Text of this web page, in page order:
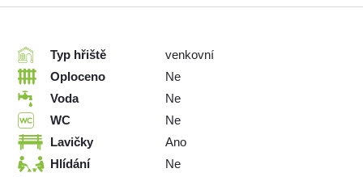
Typ hřiště
venkovní
Oploceno
Ne
Voda
Ne
WC
Ne
Lavičky
Ano
Hlídání
Ne